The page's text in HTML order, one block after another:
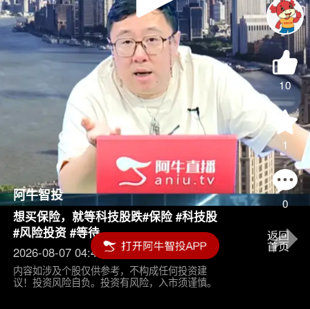
Play
Video
10
1
0
阿牛智投
想买保险，就等科技股跌#保险 #科技股
#风险投资 #等待
2026-08-07 04:45
内容如涉及个股仅供参考，不构成任何投资建
议！投资风险自负。投资有风险，入市须谨慎。